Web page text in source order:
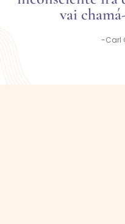
vai
-Carl